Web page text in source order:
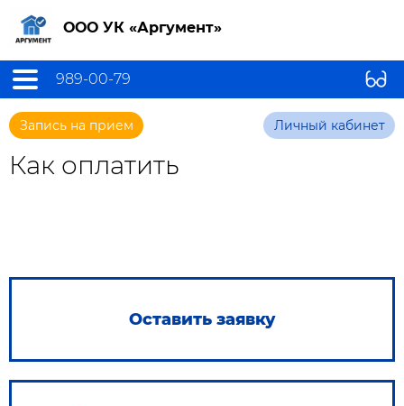
ООО УК «Аргумент»
989-00-79
Запись на прием Личный кабинет
Как оплатить
Оставить заявку